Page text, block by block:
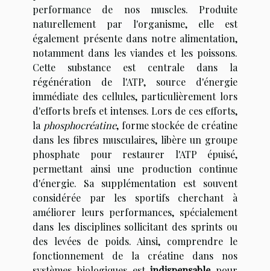
performance de nos muscles. Produite
naturellement par l'organisme, elle est
également présente dans notre alimentation,
notamment dans les viandes et les poissons.
Cette substance est centrale dans la
régénération de l'ATP, source d'énergie
immédiate des cellules, particulièrement lors
d'efforts brefs et intenses. Lors de ces efforts,
la phosphocréatine, forme stockée de créatine
dans les fibres musculaires, libère un groupe
phosphate pour restaurer l'ATP épuisé,
permettant ainsi une production continue
d'énergie. Sa supplémentation est souvent
considérée par les sportifs cherchant à
améliorer leurs performances, spécialement
dans les disciplines sollicitant des sprints ou
des levées de poids. Ainsi, comprendre le
fonctionnement de la créatine dans nos